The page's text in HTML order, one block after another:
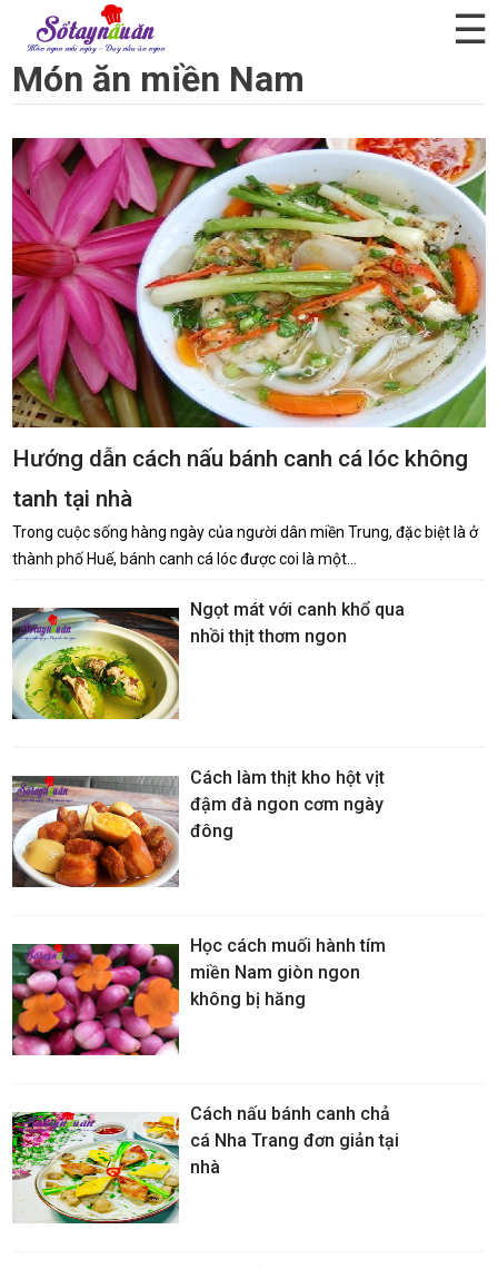
☰
Món ăn miền Nam
Hướng dẫn cách nấu bánh canh cá lóc không
tanh tại nhà
Trong cuộc sống hàng ngày của người dân miền Trung, đặc biệt là ở
thành phố Huế, bánh canh cá lóc được coi là một…
Ngọt mát với canh khổ qua
nhồi thịt thơm ngon
Cách làm thịt kho hột vịt
đậm đà ngon cơm ngày
đông
Học cách muối hành tím
miền Nam giòn ngon
không bị hăng
Cách nấu bánh canh chả
cá Nha Trang đơn giản tại
nhà